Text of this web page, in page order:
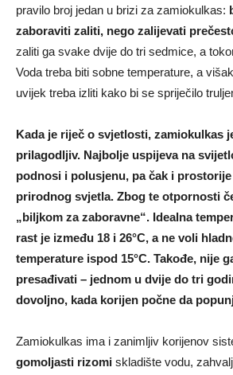
pravilo broj jedan u brizi za zamiokulkas:
zaboraviti zaliti, nego zalijevati
zaliti ga svake dvije do tri sedmice, a
Voda treba biti sobne temperature, a
uvijek treba izliti kako bi se spriječilo
Kada je riječ o svjetlosti, zamiokulkas
prilagodljiv. Najbolje uspijeva na
podnosi i polusjenu, pa čak i
prirodnog svjetla. Zbog te otpornosti
„biljkom za zaboravne“. Idealna
rast je između 18 i 26°C, a ne voli
temperature ispod 15°C. Takođe, nije
presađivati – jednom u dvije do tri
dovoljno, kada korijen počne da
Zamiokulkas ima i zanimljiv korijenov
gomoljasti rizomi skladište vodu,